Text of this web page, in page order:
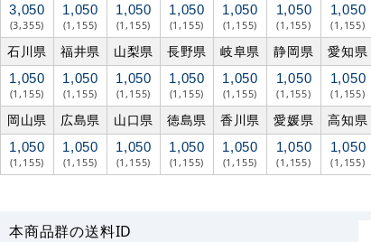
3,050
(3,355)
1,050
(1,155)
1,050
(1,155)
1,050
(1,155)
1,050
(1,155)
1,050
(1,155)
1,050
(1,155)
石川県 福井県 山梨県 長野県 岐阜県 静岡県 愛知県
1,050
(1,155)
1,050
(1,155)
1,050
(1,155)
1,050
(1,155)
1,050
(1,155)
1,050
(1,155)
1,050
(1,155)
岡山県 広島県 山口県 徳島県 香川県 愛媛県 高知県
1,050
(1,155)
1,050
(1,155)
1,050
(1,155)
1,050
(1,155)
1,050
(1,155)
1,050
(1,155)
1,050
(1,155)
本商品群の送料ID